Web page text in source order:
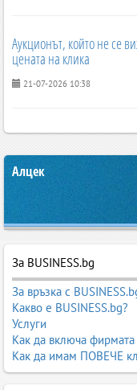
Аукционът, който не се
цената на клика
21-07-2026 10:38
Алцек
За BUSINESS.bg
За връзка с
Какво е BUSINESS.bg?
Услуги
Как да включа
Как да имам ПОВЕЧЕ